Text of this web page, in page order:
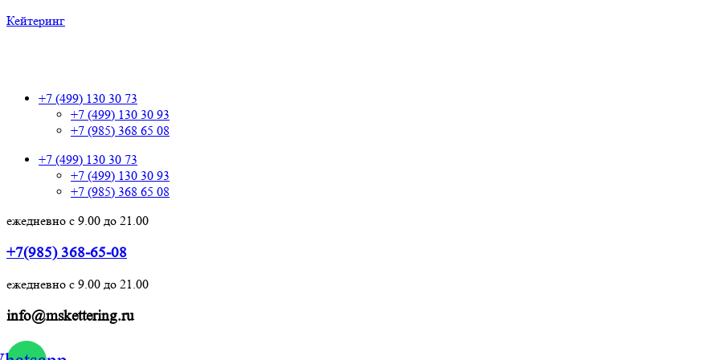
Кейтеринг
+7 (499) 130 30 73
+7 (499) 130 30 93
+7 (985) 368 65 08
+7 (499) 130 30 73
+7 (499) 130 30 93
+7 (985) 368 65 08
ежедневно с 9.00 до 21.00
+7(985) 368-65-08
ежедневно с 9.00 до 21.00
info@mskettering.ru